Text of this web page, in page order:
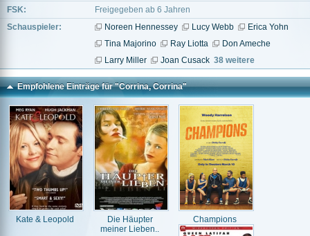
FSK:
Freigegeben ab 6 Jahren
Schauspieler:
Noreen Hennessey Lucy Webb
Erica Yohn
Tina Majorino
Ray Liotta
Don Ameche
Larry Miller
Joan Cusack 38 weitere
Empfohlene Einträge für "Corrina, Corrina"
Kate & Leopold
Die Häupter
meiner Lieben..
Champions